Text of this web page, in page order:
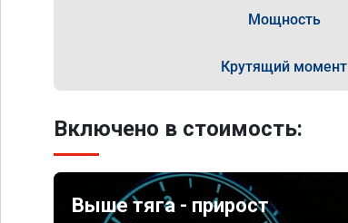
Мощность
Крутящий момент
Включено в стоимость:
Выше тяга - прирост